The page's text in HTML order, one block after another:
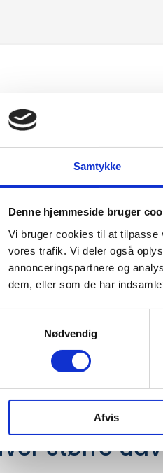
Samtykke
Denne hjemmeside bruger
Vi bruger cookies til at tilpasse
vores trafik. Vi deler også
annonceringspartnere og
dem, eller som de har
Nødvendig
Afvis
med
og andet godt
og nyskabende gaveidéer
har ydet god personlig
1991.
større